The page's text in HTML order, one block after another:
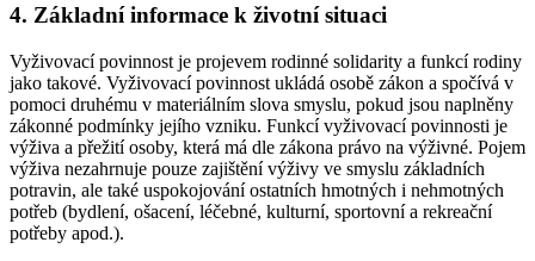
4. Základní informace k životní situaci
Vyživovací povinnost je projevem rodinné solidarity a funkcí rodiny
jako takové. Vyživovací povinnost ukládá osobě zákon a spočívá v
pomoci druhému v materiálním slova smyslu, pokud jsou naplněny
zákonné podmínky jejího vzniku. Funkcí vyživovací povinnosti je
výživa a přežití osoby, která má dle zákona právo na výživné. Pojem
výživa nezahrnuje pouze zajištění výživy ve smyslu základních
potravin, ale také uspokojování ostatních hmotných i nehmotných
potřeb (bydlení, ošacení, léčebné, kulturní, sportovní a rekreační
potřeby apod.).